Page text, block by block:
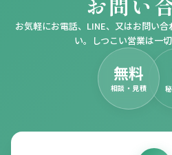
お気軽にお電話、LINE、又はお問い
い。しつこい営業は一
無料
相談・見積